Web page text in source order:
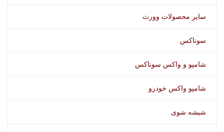
سایر محصولات وورث
سوناکس
شامپو و واکس سوناکس
شامپو واکس خودرو
شیشه شوی